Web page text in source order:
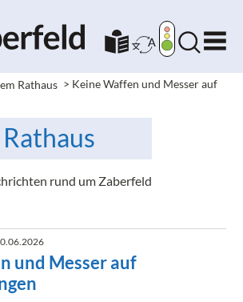
Rathaus > Keine Waffen und Messer auf
rund um Zaberfeld
und Messer auf